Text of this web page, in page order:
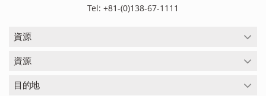
Tel: +81-(0)138-67-1111
資源
資源
目的地